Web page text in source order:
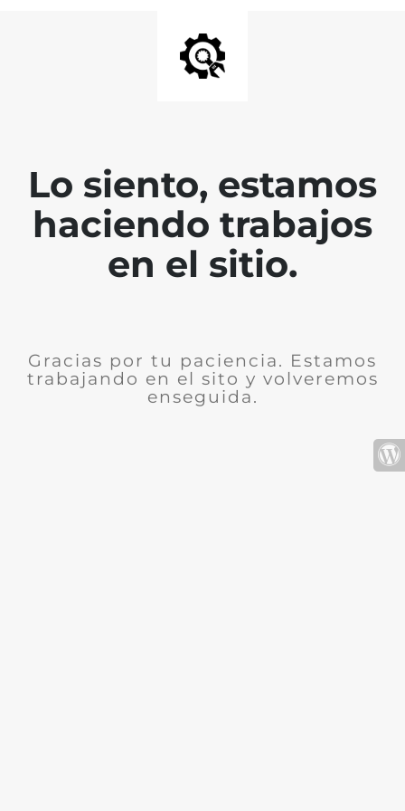
Lo siento, estamos
haciendo trabajos
en el sitio.
Gracias por tu paciencia. Estamos
trabajando en el sito y volveremos
enseguida.